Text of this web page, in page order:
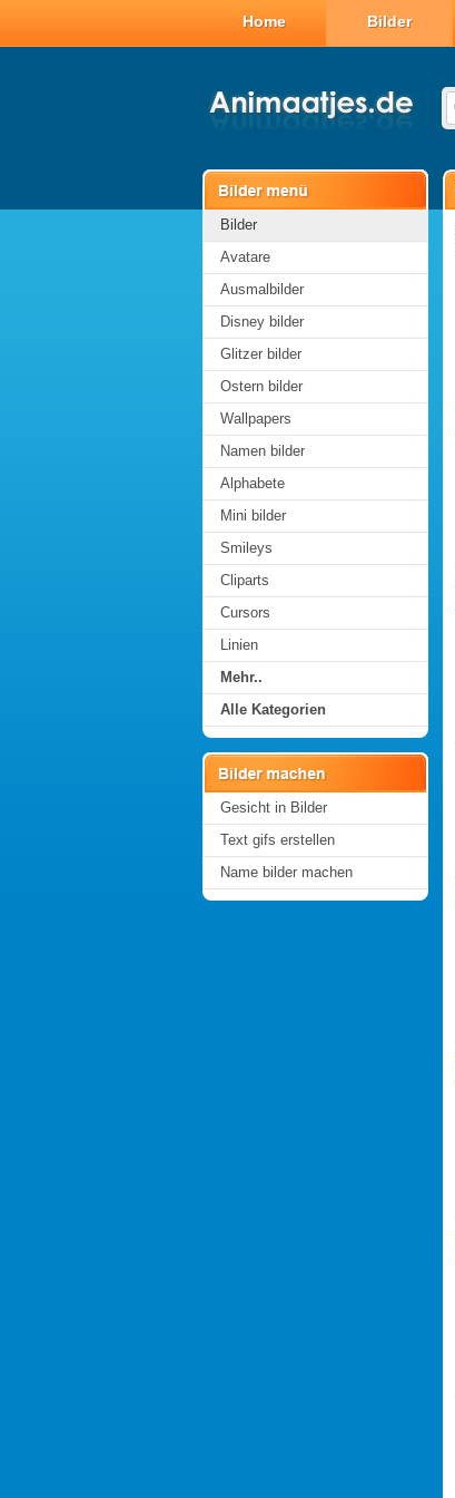
Home Bilder
Bilder
Avatare
Ausmalbilder
Disney bilder
Glitzer bilder
Ostern bilder
Wallpapers
Namen bilder
Alphabete
Mini bilder
Smileys
Cliparts
Cursors
Linien
Mehr..
Alle Kategorien
Gesicht in Bilder
Text gifs erstellen
Name bilder machen